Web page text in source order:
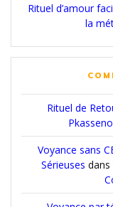
Rituel d’amour
la
Rituel de
Voyance sans
Sérieuses dans